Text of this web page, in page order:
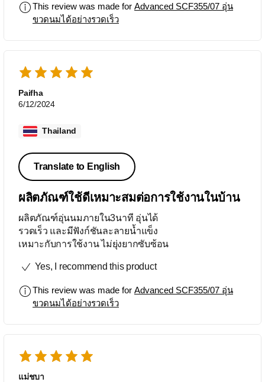
เลย ช่วยให้คุณมีเวลาทำอย่างอื่นมากขึ้น
จริงๆ
This review was made for Advanced SCF355/07 อุ่น
ขวดนมได้อย่างรวดเร็ว
Paifha
6/12/2024
Thailand
Translate to English
ผลิตภัณฑ์ใช้ดีเหมาะสมต่อการใช้งานในบ้าน
ผลิตภัณฑ์อุ่นนมภายใน3นาที อุ่นได้
รวดเร็ว และมีฟังก์ชันละลายน้ำแข็ง
เหมาะกับการใช้งาน ไม่ยุ่งยากซับซ้อน
Yes, I recommend this product
This review was made for Advanced SCF355/07 อุ่น
ขวดนมได้อย่างรวดเร็ว
แม่ชบา